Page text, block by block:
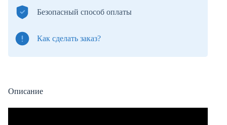
Безопасный способ оплаты
Как сделать заказ?
Описание